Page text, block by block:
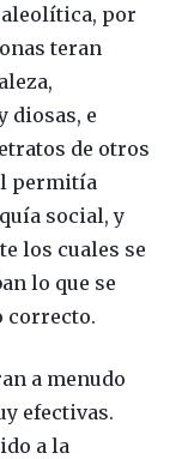
por
teran
diosas, e
de otros
permitía
social, y
los cuales se
lo que se
correcto.
a menudo
efectivas.
a la